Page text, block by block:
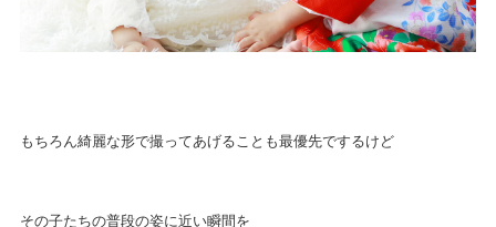
もちろん綺麗な形で撮ってあげることも最優先でするけど
その子たちの普段の姿に近い瞬間を